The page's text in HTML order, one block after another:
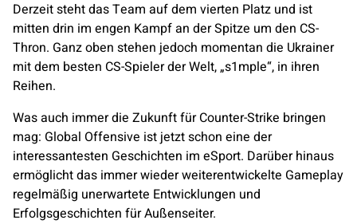
Derzeit steht das Team auf dem vierten Platz und ist
mitten drin im engen Kampf an der Spitze um den CS-
Thron. Ganz oben stehen jedoch momentan die Ukrainer
mit dem besten CS-Spieler der Welt, „s1mple“, in ihren
Reihen.
Was auch immer die Zukunft für Counter-Strike bringen
mag: Global Offensive ist jetzt schon eine der
interessantesten Geschichten im eSport. Darüber hinaus
ermöglicht das immer wieder weiterentwickelte Gameplay
regelmäßig unerwartete Entwicklungen und
Erfolgsgeschichten für Außenseiter.